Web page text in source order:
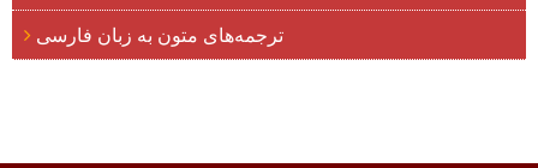
ترجمه‌های متون به زبان فارسی